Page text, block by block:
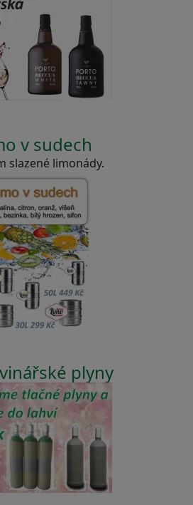
v sudech
slazené limonády.
plyny